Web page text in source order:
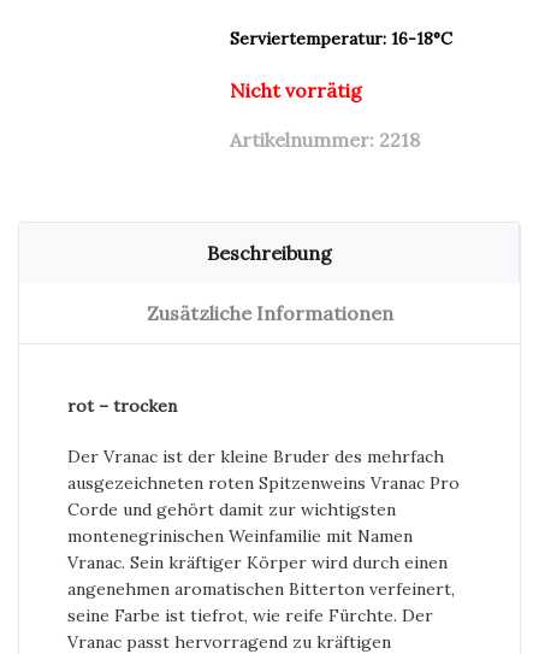
Serviertemperatur: 16-18°C
Nicht vorrätig
Artikelnummer: 2218
Beschreibung
Zusätzliche Informationen
rot – trocken
Der Vranac ist der kleine Bruder des mehrfach
ausgezeichneten roten Spitzenweins Vranac Pro
Corde und gehört damit zur wichtigsten
montenegrinischen Weinfamilie mit Namen
Vranac. Sein kräftiger Körper wird durch einen
angenehmen aromatischen Bitterton verfeinert,
seine Farbe ist tiefrot, wie reife Fürchte. Der
Vranac passt hervorragend zu kräftigen